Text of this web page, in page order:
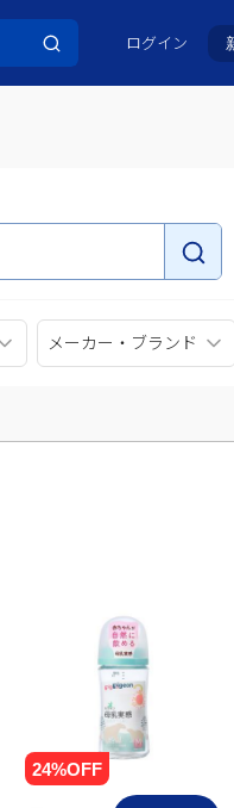
ログイン
メーカー・ブランド